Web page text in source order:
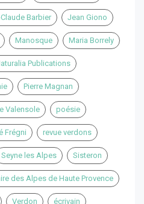
Barbier Jean Giono
Manosque Maria Borrely
Publications
Pierre Magnan
Valensole poésie
Frégni revue verdons
Seyne les Alpes Sisteron
des Alpes de Haute Provence
Verdon écrivain